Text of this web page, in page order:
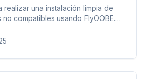
realizar una instalación limpia de
no compatibles usando FlyOOBE.